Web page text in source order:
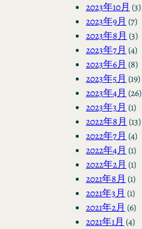
2023年10月 (3)
2023年9月 (7)
2023年8月 (3)
2023年7月 (4)
2023年6月 (8)
2023年5月 (19)
2023年4月 (26)
2023年3月 (1)
2022年8月 (13)
2022年7月 (4)
2022年4月 (1)
2022年2月 (1)
2021年8月 (1)
2021年3月 (1)
2021年2月 (6)
2021年1月 (4)